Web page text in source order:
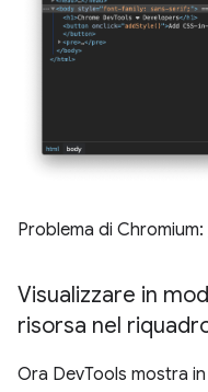
Problema di Chromium:
Visualizzare in
risorsa nel
Ora DevTools mostra